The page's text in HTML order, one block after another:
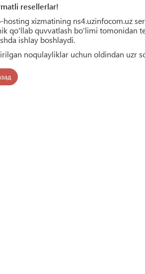
resellerlar!
hosting xizmatining ns4.uzinfocom.uz
qo'llab quvvatlash bo'limi tomonidan
ishlay boshlaydi.
noqulayliklar uchun oldindan uzr